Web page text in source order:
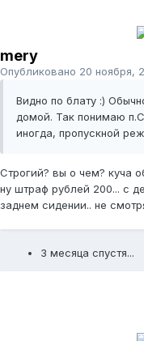
mery
Опубликовано 20 ноября,
Видно по блату :)
домой. Так понимаю
иногда, пропускной
Строгий? вы о чем? куча
ну штраф рублей 200... с
заднем сидении.. не
3 месяца спустя...